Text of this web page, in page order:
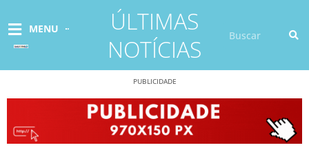
conteúdo
MENU
ÚLTIMAS
NOTÍCIAS
PUBLICIDADE